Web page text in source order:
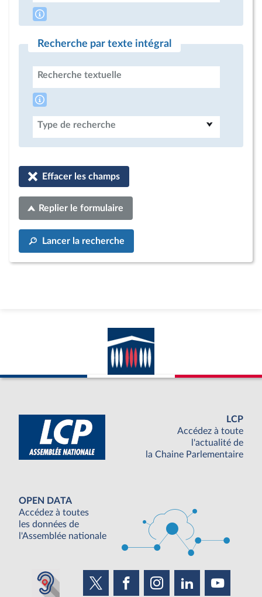
Recherche par texte intégral
Recherche textuelle
Type de recherche
Effacer les champs
Replier le formulaire
Lancer la recherche
LCP
Accédez à toute
l'actualité de
la Chaine Parlementaire
OPEN DATA
Accédez à toutes
les données de
l'Assemblée nationale